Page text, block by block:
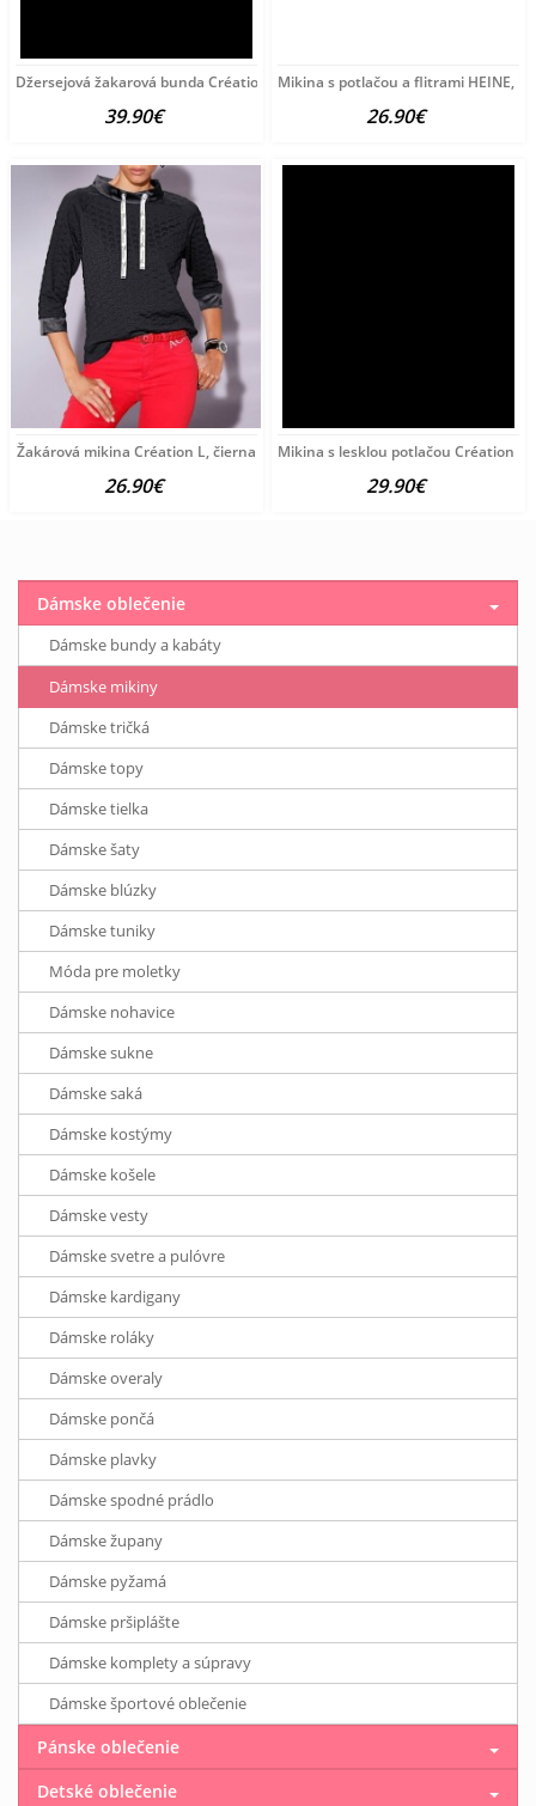
Džersejová žakarová bunda Création L, čierno-piesková
39.90€
Mikina s potlačou a flitrami HEINE,
26.90€
Žakárová mikina Création L, čierna
26.90€
Mikina s lesklou potlačou Création L,
29.90€
Dámske oblečenie
Dámske bundy a kabáty
Dámske mikiny
Dámske tričká
Dámske topy
Dámske tielka
Dámske šaty
Dámske blúzky
Dámske tuniky
Móda pre moletky
Dámske nohavice
Dámske sukne
Dámske saká
Dámske kostýmy
Dámske košele
Dámske vesty
Dámske svetre a pulóvre
Dámske kardigany
Dámske roláky
Dámske overaly
Dámske pončá
Dámske plavky
Dámske spodné prádlo
Dámske župany
Dámske pyžamá
Dámske pršiplášte
Dámske komplety a súpravy
Dámske športové oblečenie
Pánske oblečenie
Detské oblečenie